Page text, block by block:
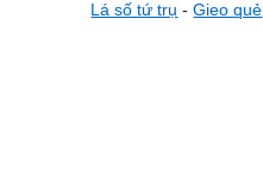
Lá số tứ trụ -Gieo quẻ